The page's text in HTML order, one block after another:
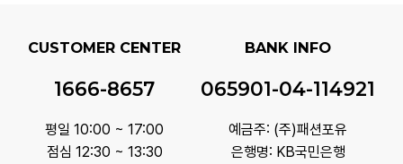
CUSTOMER CENTER
1666-8657
평일 10:00 ~ 17:00
점심 12:30 ~ 13:30
BANK INFO
065901-04-114921
예금주: (주)패션포유
은행명: KB국민은행